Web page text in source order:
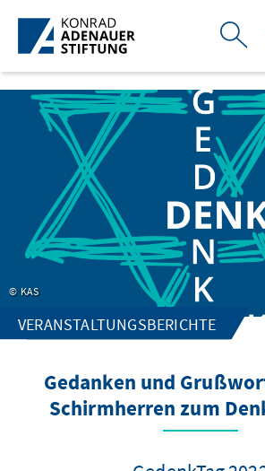
Zum Hauptinhalt springen
KAS
VERANSTALTUNGSBERICHTE
Gedanken und
Schirmherren zum